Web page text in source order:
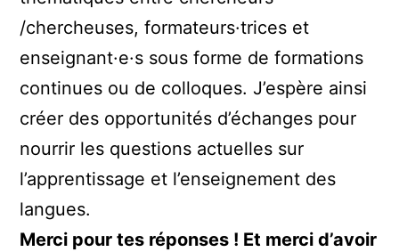
/chercheuses, formateurs·trices et
enseignant·e·s sous forme de formations
continues ou de colloques. J’espère ainsi
créer des opportunités d’échanges pour
nourrir les questions actuelles sur
l’apprentissage et l’enseignement des
langues.
Merci pour tes réponses ! Et merci d’avoir